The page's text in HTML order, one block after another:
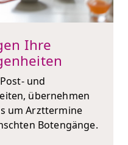
Ihre
und
übernehmen
um Arzttermine
Botengänge.